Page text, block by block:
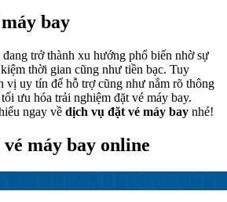
bay
đang trở thành xu hướng phổ biến nhờ sự
thời gian cũng như tiền bạc. Tuy
vị uy tín để hỗ trợ cũng như nắm rõ thông
ưu hóa trải nghiệm đặt vé máy bay.
ngay về dịch vụ đặt vé máy bay nhé!
máy bay online